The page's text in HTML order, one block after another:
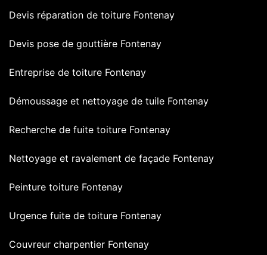
Devis réparation de toiture Fontenay
Devis pose de gouttière Fontenay
Entreprise de toiture Fontenay
Démoussage et nettoyage de tuile Fontenay
Recherche de fuite toiture Fontenay
Nettoyage et ravalement de façade Fontenay
Peinture toiture Fontenay
Urgence fuite de toiture Fontenay
Couvreur charpentier Fontenay